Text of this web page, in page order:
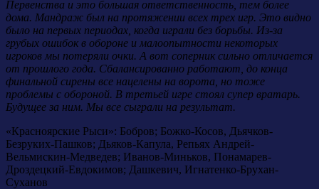
Первенства и это большая ответственность, тем более
дома. Мандраж был на протяжении всех трех игр. Это видно
было на первых периодах, когда играли без борьбы. Из-за
грубых ошибок в обороне и малоопытности некоторых
игроков мы потеряли очки. А вот соперник сильно отличается
от прошлого года. Сбалансированно работают, до конца
финальной сирены все нацелены на ворота, но тоже
проблемы с обороной. В третьей игре стоял супер вратарь.
Будущее за ним. Мы все сыграли на результат.
«Красноярские Рыси»: Бобров; Божко-Косов, Дьячков-
Безруких-Пашков; Дьяков-Капула, Репьях Андрей-
Вельмискин-Медведев; Иванов-Миньков, Понамарев-
Дроздецкий-Евдокимов; Дашкевич, Игнатенко-Брухан-
Суханов